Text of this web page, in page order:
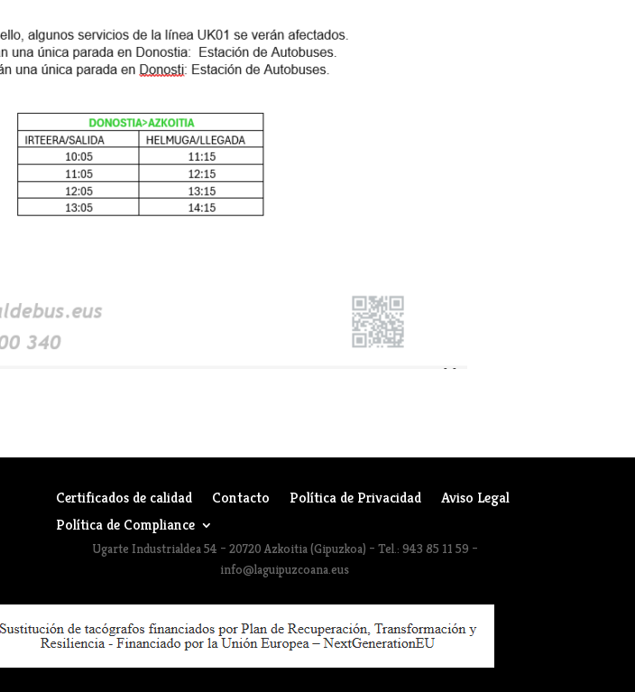
Certificados de calidad Contacto Política de Privacidad
Aviso Legal
Política de Compliance
Ugarte Industrialdea 54 – 20720 Azkoitia (Gipuzkoa) – Tel.: 943 85 11 59 –
info@laguipuzcoana.eus